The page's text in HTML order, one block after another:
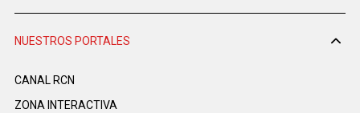
NUESTROS PORTALES
CANAL RCN
ZONA INTERACTIVA